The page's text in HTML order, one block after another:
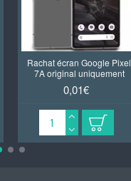
Rachat écran Google Pixel
7A original uniquement
0,01€